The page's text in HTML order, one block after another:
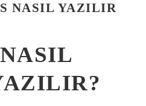
NASIL YAZILIR